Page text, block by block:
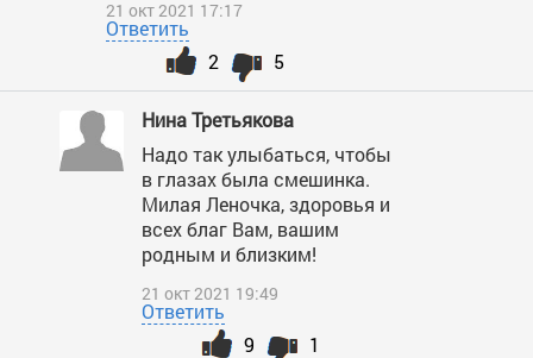
21 окт 2021 17:17
Ответить
5
2
Нина Третьякова
Надо так улыбаться, чтобы
в глазах была смешинка.
Милая Леночка, здоровья и
всех благ Вам, вашим
родным и близким!
21 окт 2021 19:49
Ответить
1
9